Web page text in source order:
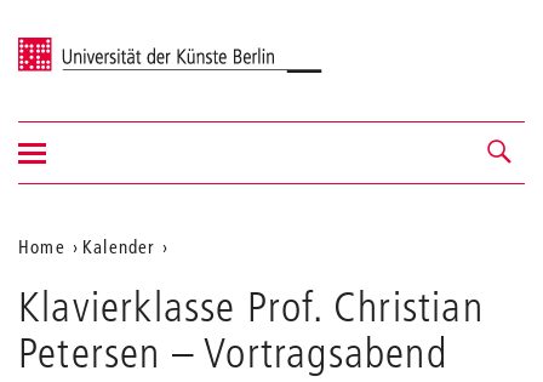
Universität der Künste Berlin
Navigation &
Suche
Navigation
ein-/ausblenden
Aktuelle
Position
auf
der
Home
Kalender
Christian
Petersen
Klavierklasse Prof. Christian
Petersen – Vortragsabend